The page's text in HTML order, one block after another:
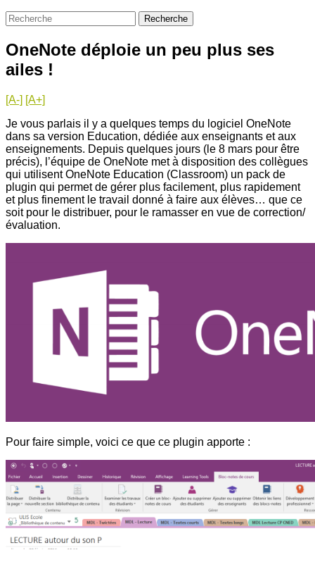
OneNote déploie un peu plus ses
ailes !
[A-] [A+]
Je vous parlais il y a quelques temps du logiciel OneNote
dans sa version Education, dédiée aux enseignants et aux
enseignements. Depuis quelques jours (le 8 mars pour être
précis), l’équipe de OneNote met à disposition des collègues
qui utilisent OneNote Education (Classroom) un pack de
plugin qui permet de gérer plus facilement, plus rapidement
et plus finement le travail donné à faire aux élèves… que ce
soit pour le distribuer, pour le ramasser en vue de correction/
évaluation.
Pour faire simple, voici ce que ce plugin apporte :